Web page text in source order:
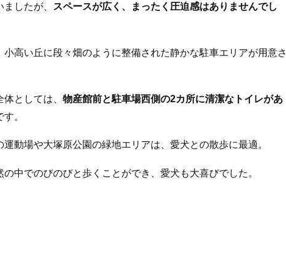
したが、
スペースが広く、まったく圧迫感はありませんでし
高い丘に段々畑のように整備された静かな駐車エリアが用意さ
としては、 物産館前と駐車場西側の2カ所に清潔なトイレがあ
。
動場や大塚原公園の緑地エリアは、愛犬との散歩に最適。
中でのびのびと歩くことができ、愛犬も大喜びでした。